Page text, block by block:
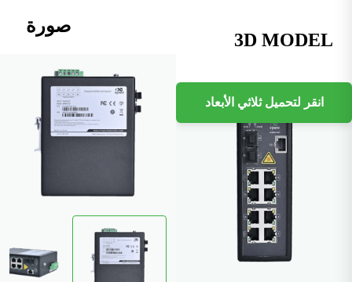
انقر لتحميل ثلاثي الأبعاد
صورة